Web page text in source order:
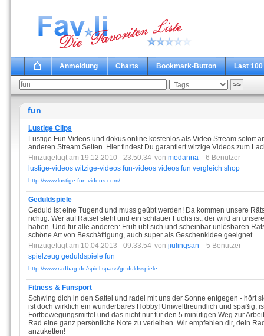
Anmeldung Charts Bookmark-Button Last 100
fun
Lustige Clips
Lustige Fun Videos und dokus online kostenlos als Video Stream sofort
anderen Stream Seiten. Hier findest Du garantiert witzige Videos zum
Hinzugefügt am 19.12.2010 - 23:50:34 von modanna - 6 Benutzer
lustige-videos witzige-videos fun-videos videos fun vergleich shop
http://www.lustige-fun-videos.com/
Geduldspiele
Geduld ist eine Tugend und muss geübt werden! Da kommen unsere
richtig. Wer auf Rätsel steht und ein schlauer Fuchs ist, der wird an
haben. Und für alle anderen: Früh übt sich und scheinbar unlösbaren
schöne Art von Beschäftigung, auch super als Geschenkidee geeignet.
Hinzugefügt am 10.04.2013 - 09:33:54 von jiulingsan - 5 Benutzer
spielzeug geduldspiele fun
http://www.radbag.de/spiel-spass/geduldsspiele
Fitness & Funsport
Schwing dich in den Sattel und radel mit uns der Sonne entgegen - hört
ist doch wirklich ein wunderbares Hobby! Umweltfreundlich und spaßig,
Fortbewegungsmittel und das nicht nur für den 5 minütigen Weg zur
Rad eine ganz persönliche Note zu verleihen. Wir empfehlen dir, dein
anzuketten!